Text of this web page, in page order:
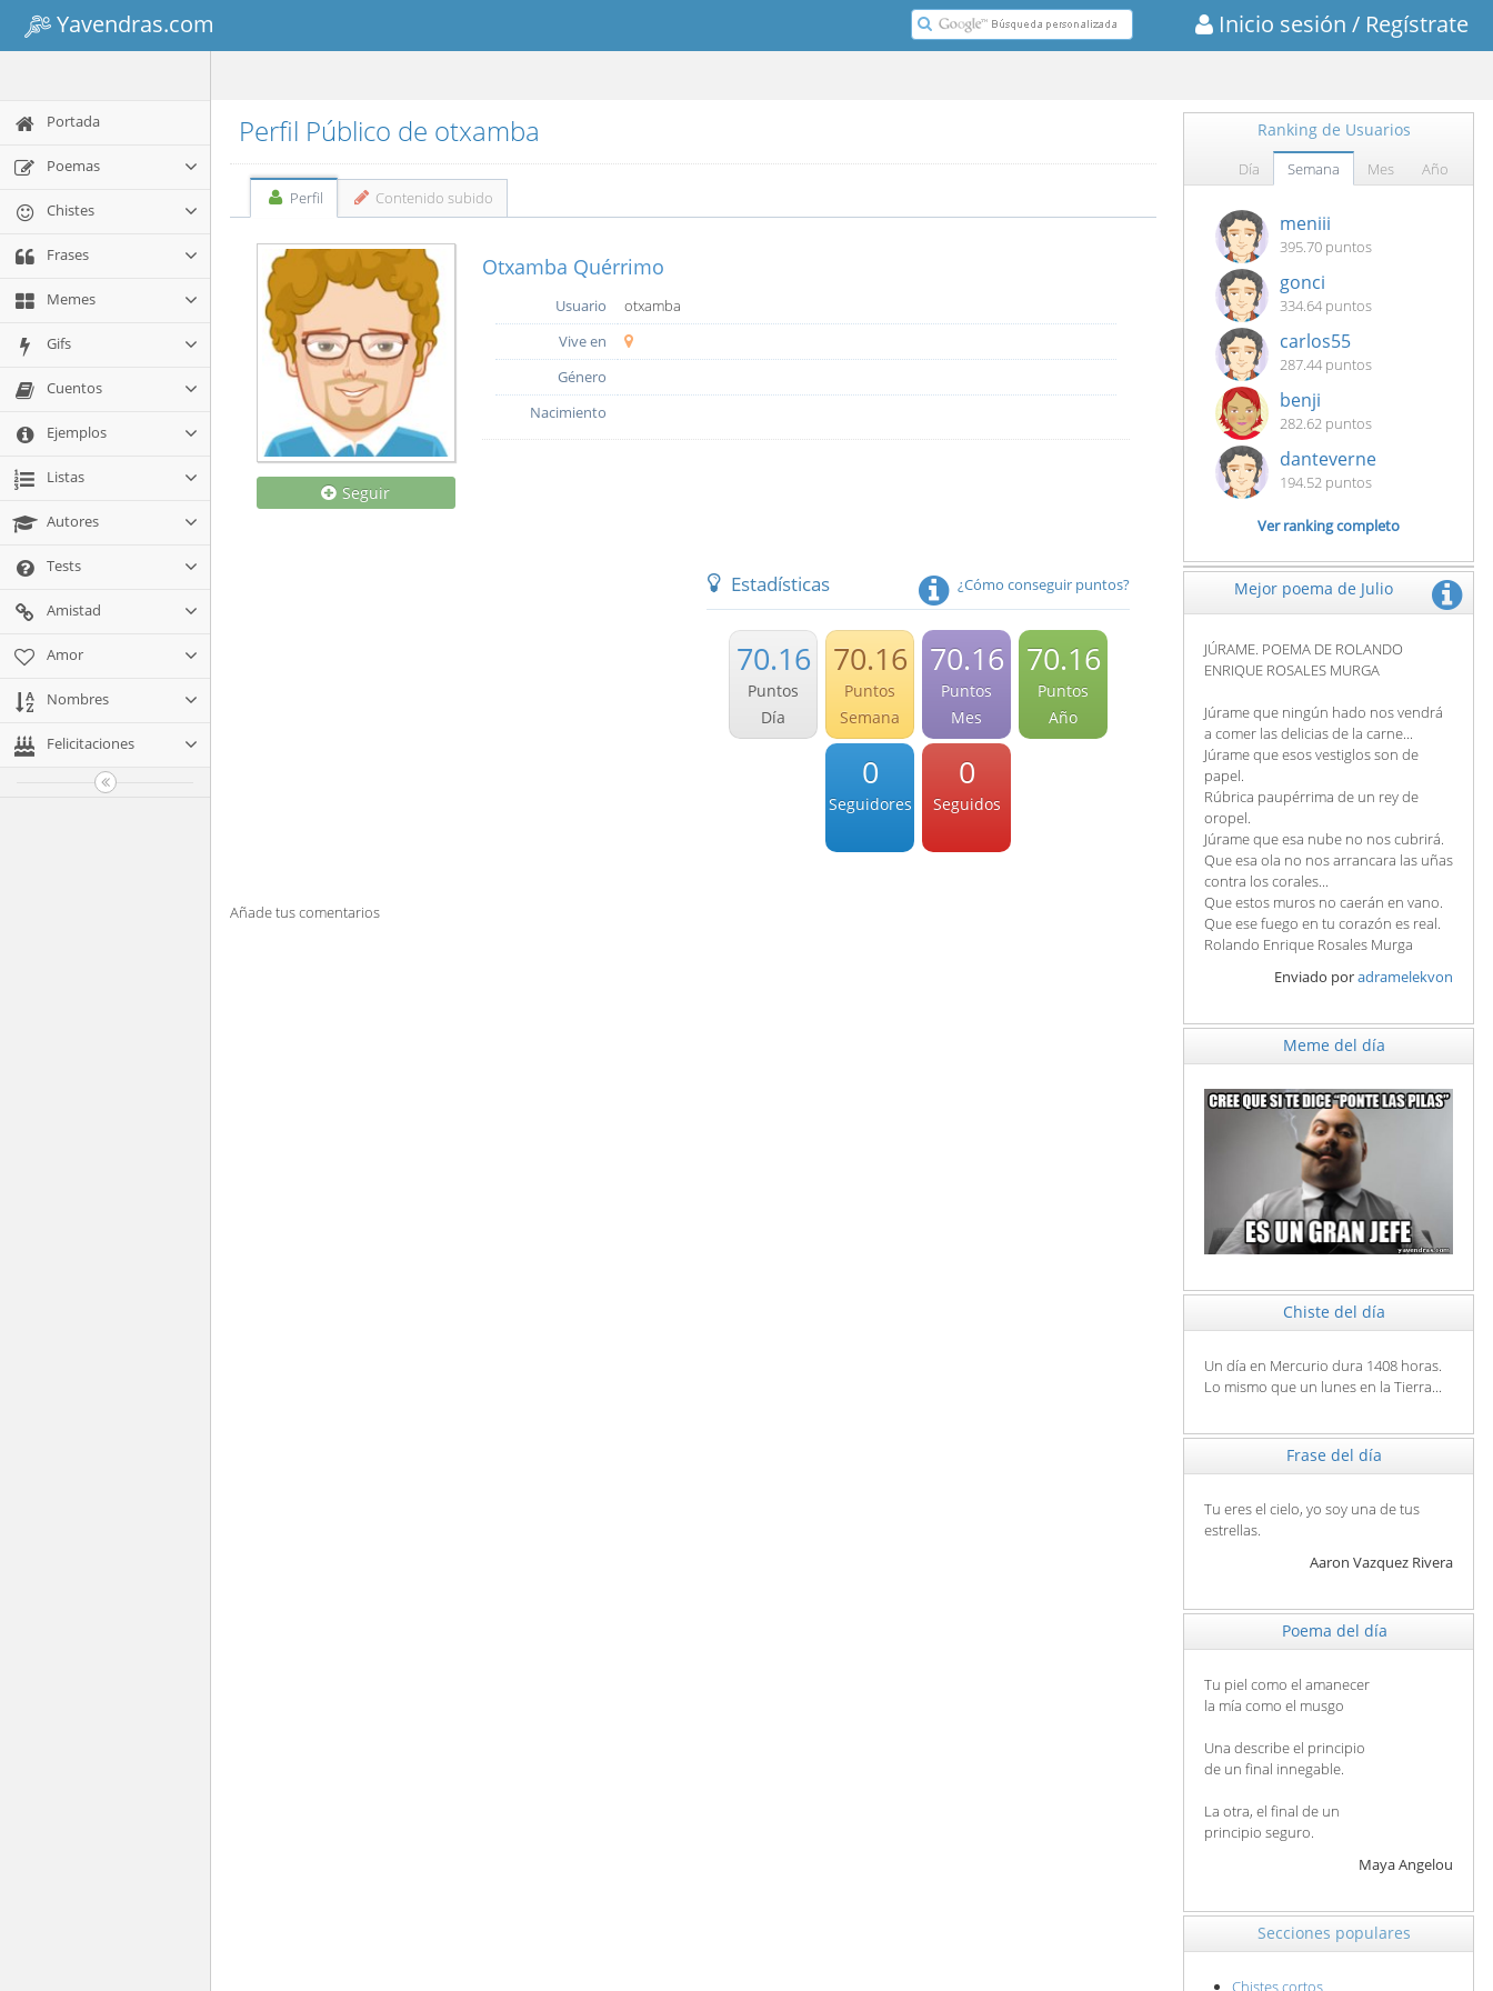
Yavendras.com Inicio sesión / Regístrate
Portada
Poemas
Chistes
Frases
Memes
Gifs
Cuentos
Ejemplos
Listas
Autores
Tests
Amistad
Amor
Nombres
Felicitaciones
Perfil Público de otxamba
Perfil Contenido subido
Seguir
Otxamba Quérrimo
Usuario
otxamba
Vive en
Género
Nacimiento
Estadísticas ¿Cómo conseguir puntos?
70.16
Puntos
Día
70.16
Puntos
Semana
70.16
Puntos
Mes
70.16
Puntos
Año
0
Seguidores
0
Seguidos
Añade tus comentarios
Ranking de Usuarios
Día Semana Mes Año
meniii
395.70 puntos
gonci
334.64 puntos
carlos55
287.44 puntos
benji
282.62 puntos
danteverne
194.52 puntos
Ver ranking completo
Mejor poema de Julio
JÚRAME. POEMA DE ROLANDO
ENRIQUE ROSALES MURGA
Júrame que ningún hado nos vendrá
a comer las delicias de la carne...
Júrame que esos vestiglos son de
papel.
Rúbrica paupérrima de un rey de
oropel.
Júrame que esa nube no nos cubrirá.
Que esa ola no nos arrancara las uñas
contra los corales...
Que estos muros no caerán en vano.
Que ese fuego en tu corazón es real.
Rolando Enrique Rosales Murga
Enviado poradramelekvon
Meme del día
Chiste del día
Un día en Mercurio dura 1408 horas.
Lo mismo que un lunes en la Tierra...
Frase del día
Tu eres el cielo, yo soy una de tus
estrellas.
Aaron Vazquez Rivera
Poema del día
Tu piel como el amanecer
la mía como el musgo
Una describe el principio
de un final innegable.
La otra, el final de un
principio seguro.
Maya Angelou
Secciones populares
Chistes cortos